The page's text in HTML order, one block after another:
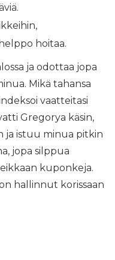
hoitaa.
ja odottaa jopa
Mikä tahansa
vaatteitasi
Gregorya käsin,
ja istuu minua pitkin
jopa silppua
kuponkeja.
hallinnut korissaan